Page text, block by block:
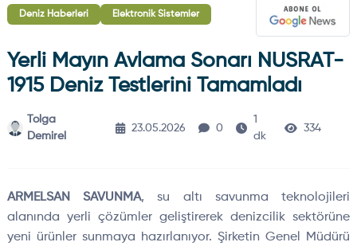
Deniz Haberleri Elektronik Sistemler
Yerli Mayın Avlama Sonarı NUSRAT-
1915 Deniz Testlerini Tamamladı
Tolga
Demirel
23.05.2026 0
1
dk
334
ARMELSAN SAVUNMA, su altı savunma teknolojileri
alanında yerli çözümler geliştirerek denizcilik sektörüne
yeni ürünler sunmaya hazırlanıyor. Şirketin Genel Müdürü